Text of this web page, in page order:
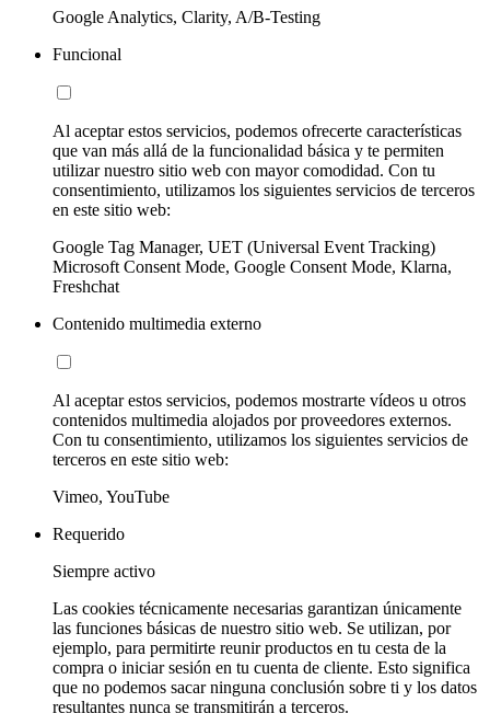
Google Analytics, Clarity, A/B-Testing
Funcional
Al aceptar estos servicios, podemos ofrecerte características
que van más allá de la funcionalidad básica y te permiten
utilizar nuestro sitio web con mayor comodidad. Con tu
consentimiento, utilizamos los siguientes servicios de terceros
en este sitio web:
Google Tag Manager, UET (Universal Event Tracking)
Microsoft Consent Mode, Google Consent Mode, Klarna,
Freshchat
Contenido multimedia externo
Al aceptar estos servicios, podemos mostrarte vídeos u otros
contenidos multimedia alojados por proveedores externos.
Con tu consentimiento, utilizamos los siguientes servicios de
terceros en este sitio web:
Vimeo, YouTube
Requerido
Siempre activo
Las cookies técnicamente necesarias garantizan únicamente
las funciones básicas de nuestro sitio web. Se utilizan, por
ejemplo, para permitirte reunir productos en tu cesta de la
compra o iniciar sesión en tu cuenta de cliente. Esto significa
que no podemos sacar ninguna conclusión sobre ti y los datos
resultantes nunca se transmitirán a terceros.